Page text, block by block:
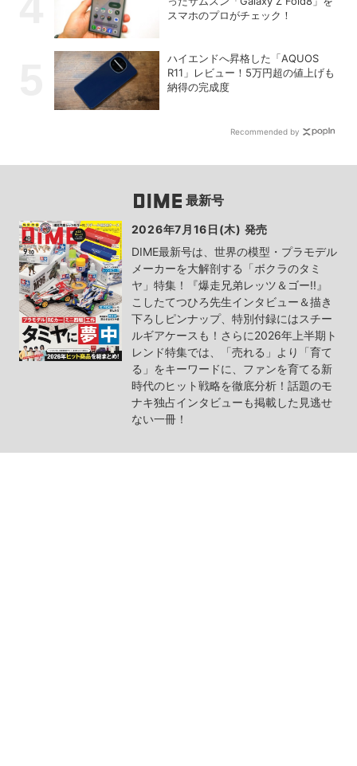
スマホのプロがチェック！
ハイエンドへ昇格した「AQUOS
R11」レビュー！5万円超の値上げも
納得の完成度
Recommended by
最新号
2026年7月16日(木) 発売
DIME最新号は、世界の模型・プラモデル
メーカーを大解剖する「ボクラのタミ
ヤ」特集！『爆走兄弟レッツ＆ゴー!!』
こしたてつひろ先生インタビュー＆描き
下ろしピンナップ、特別付録にはスチー
ルギアケースも！さらに2026年上半期ト
レンド特集では、「売れる」より「育て
る」をキーワードに、ファンを育てる新
時代のヒット戦略を徹底分析！話題のモ
ナキ独占インタビューも掲載した見逃せ
ない一冊！